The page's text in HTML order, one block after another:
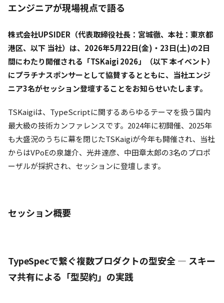
エンジニアが現場視点で語る
株式会社UPSIDER（代表取締役社長：宮城徹、本社：東京都
港区、以下 当社）は、2026年5月22日(金)・23日(土)の2日
間にわたり開催される「TSKaigi 2026」（以下 本イベント）
にプラチナスポンサーとして協賛するとともに、当社エンジ
ニア3名がセッション登壇することをお知らせいたします。
TSKaigiは、TypeScriptに関するあらゆるテーマを扱う国内
最大級の技術カンファレンスです。2024年に初開催、2025年
も大盛況のうちに幕を閉じたTSKaigiが今年も開催され、当社
からはVPoEの泉雄介、光井達彦、中田章太郎の3名のプロポ
ーザルが採択され、セッションに登壇します。
セッション概要
TypeSpecで繋ぐ複数プロダクトの型安全 — スキー
マ共有による「型契約」の実践